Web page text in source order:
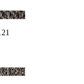
G121
G122